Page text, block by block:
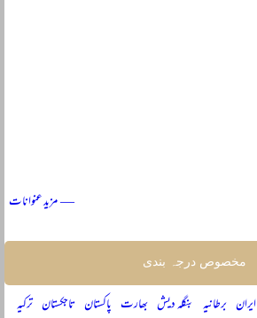
— مزید عنوانات
مخصوص درجہ بندی
ایران برطانیہ بنگلہ دیش بھارت پاکستان تاجکستان ترکیہ